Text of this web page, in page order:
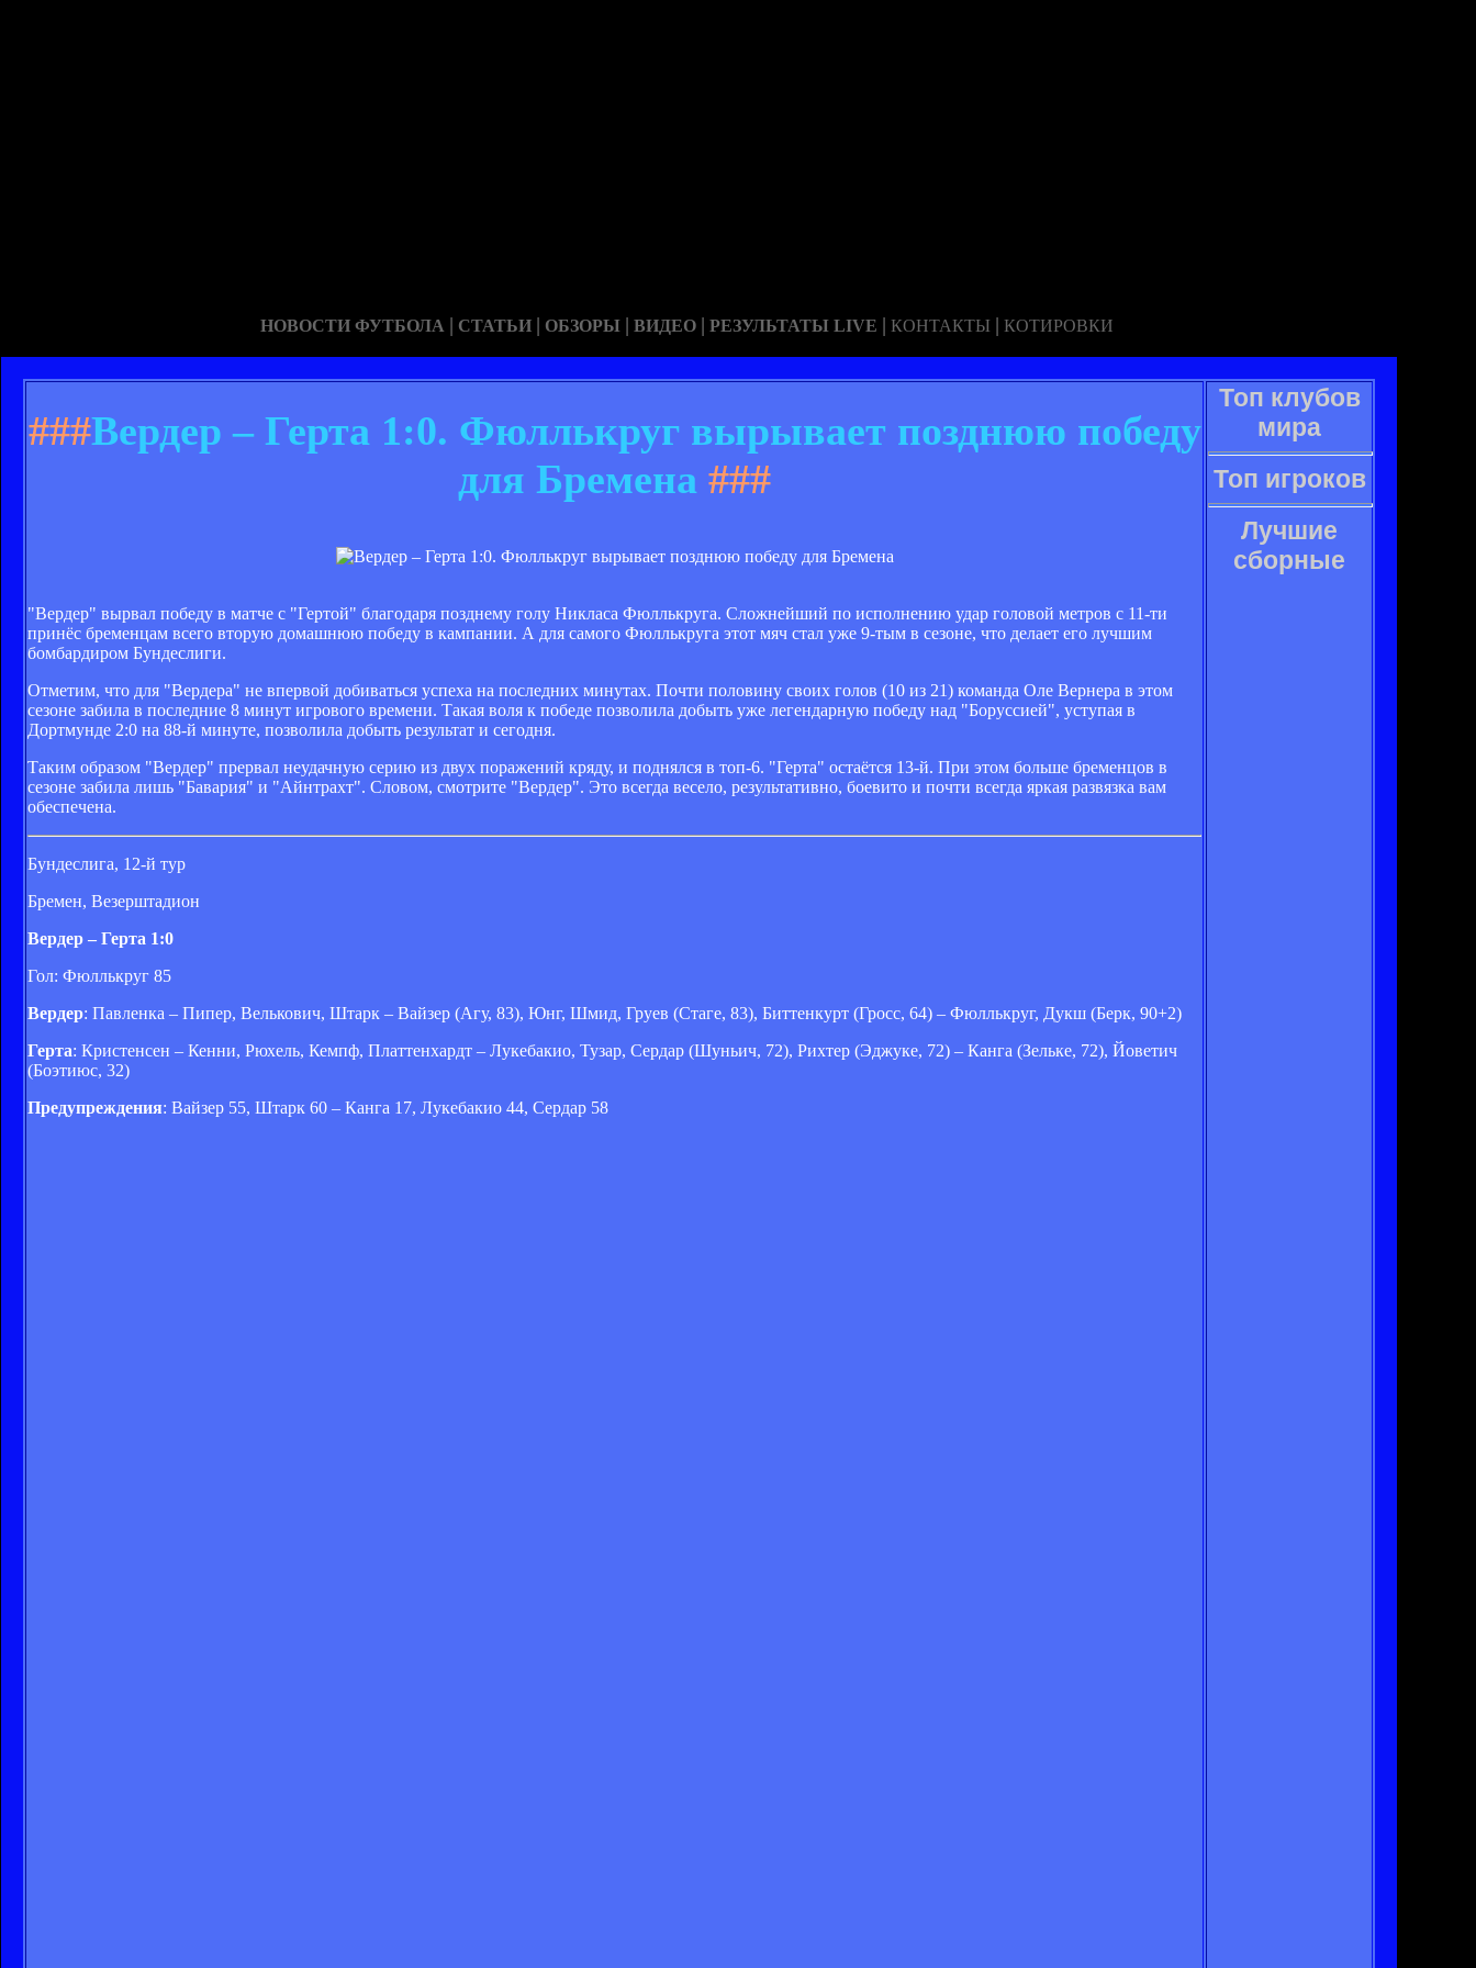
НОВОСТИ ФУТБОЛА | СТАТЬИ | ОБЗОРЫ | ВИДЕО | РЕЗУЛЬТАТЫ LIVE | КОНТАКТЫ | КОТИРОВКИ
###Вердер – Герта 1:0. Фюллькруг вырывает позднюю победу
для Бремена ###
"Вердер" вырвал победу в матче с "Гертой" благодаря позднему голу Никласа Фюллькруга. Сложнейший по исполнению удар головой метров с 11-ти
принёс бременцам всего вторую домашнюю победу в кампании. А для самого Фюллькруга этот мяч стал уже 9-тым в сезоне, что делает его лучшим
бомбардиром Бундеслиги.
Отметим, что для "Вердера" не впервой добиваться успеха на последних минутах. Почти половину своих голов (10 из 21) команда Оле Вернера в этом
сезоне забила в последние 8 минут игрового времени. Такая воля к победе позволила добыть уже легендарную победу над "Боруссией", уступая в
Дортмунде 2:0 на 88-й минуте, позволила добыть результат и сегодня.
Таким образом "Вердер" прервал неудачную серию из двух поражений кряду, и поднялся в топ-6. "Герта" остаётся 13-й. При этом больше бременцов в
сезоне забила лишь "Бавария" и "Айнтрахт". Словом, смотрите "Вердер". Это всегда весело, результативно, боевито и почти всегда яркая развязка вам
обеспечена.
Бундеслига, 12-й тур
Бремен, Везерштадион
Вердер – Герта 1:0
Гол: Фюллькруг 85
Вердер: Павленка – Пипер, Велькович, Штарк – Вайзер (Агу, 83), Юнг, Шмид, Груев (Стаге, 83), Биттенкурт (Гросс, 64) – Фюллькруг, Дукш (Берк, 90+2)
Герта: Кристенсен – Кенни, Рюхель, Кемпф, Платтенхардт – Лукебакио, Тузар, Сердар (Шуньич, 72), Рихтер (Эджуке, 72) – Канга (Зельке, 72), Йоветич
(Боэтиюс, 32)
Предупреждения: Вайзер 55, Штарк 60 – Канга 17, Лукебакио 44, Сердар 58
Топ клубов
мира
Топ игроков
Лучшие
сборные